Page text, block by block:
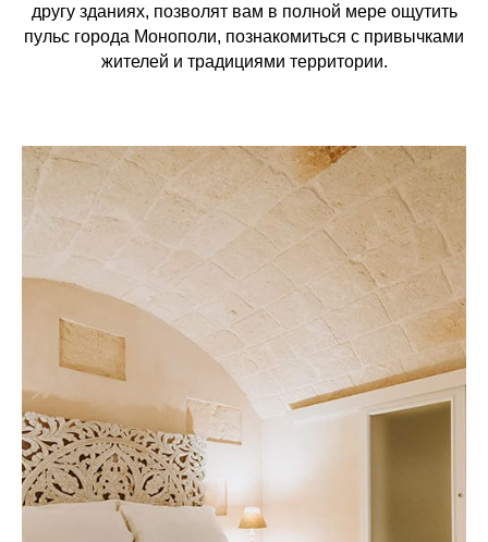
другу зданиях, позволят вам в полной мере ощутить
пульс города Монополи, познакомиться с привычками
жителей и традициями территории.